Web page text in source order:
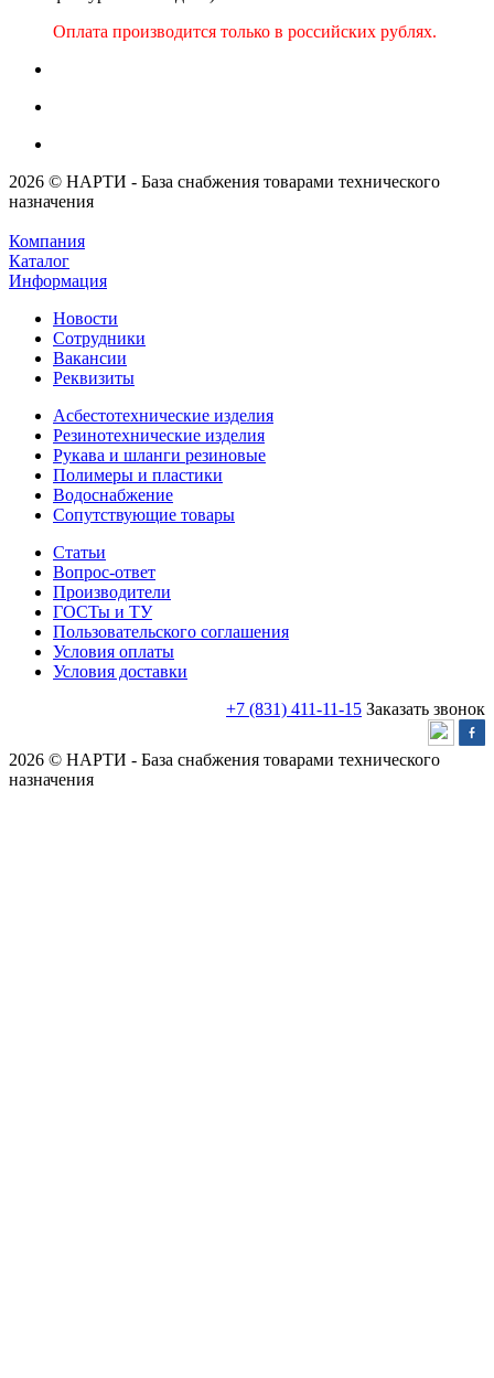
Оплата производится только в российских рублях.
2026 © НАРТИ - База снабжения товарами технического
назначения
Компания
Каталог
Информация
Новости
Сотрудники
Вакансии
Реквизиты
Асбестотехнические изделия
Резинотехнические изделия
Рукава и шланги резиновые
Полимеры и пластики
Водоснабжение
Сопутствующие товары
Статьи
Вопрос-ответ
Производители
ГОСТы и ТУ
Пользовательского соглашения
Условия оплаты
Условия доставки
+7 (831) 411-11-15 Заказать звонок
2026 © НАРТИ - База снабжения товарами технического
назначения